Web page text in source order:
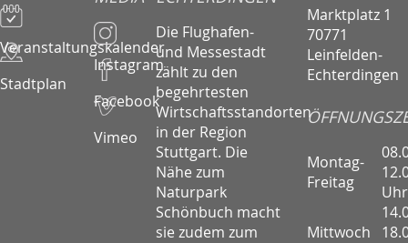
Veranstaltungskalender
Stadtplan
Instagram
Facebook
Vimeo
Die Flughafen-
und Messestadt
zählt zu den
begehrtesten
Wirtschaftsstandorten
in der Region
Stuttgart. Die
Nähe zum
Naturpark
Schönbuch macht
sie zudem zum
Marktplatz 1
70771
Leinfelden-
Echterdingen
Montag-
Freitag
Uhr
Mittwoch